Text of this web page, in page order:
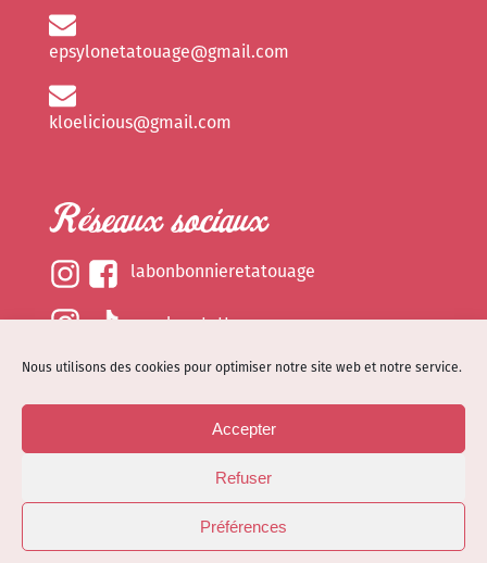
Nous utilisons des cookies pour optimiser notre site web et notre service.
Accepter
Refuser
Préférences
epsylonetatouage@gmail.com
kloelicious@gmail.com
Réseaux sociaux
labonbonnieretatouage
epsylonetattoo
kloelicious_
Mentions légales
Politique de cookies (EU)
© Site web réalisé parDénode- Illustrations par
Kloelicioustattoo tous droits réservés